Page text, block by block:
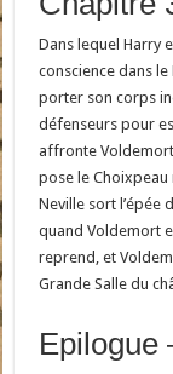
Dans lequel Harry
conscience dans
porter son corps
défenseurs pour
affronte
pose le
Neville sort l’épée
quand Voldemort
reprend, et
Grande Salle du
Epilogue